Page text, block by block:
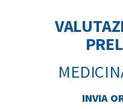
INVIA